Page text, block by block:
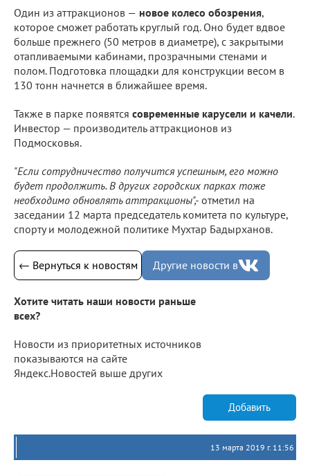
Один из аттракционов — новое колесо обозрения,
которое сможет работать круглый год. Оно будет вдвое
больше прежнего (50 метров в диаметре), с закрытыми
отапливаемыми кабинами, прозрачными стенами и
полом. Подготовка площадки для конструкции весом в
130 тонн начнется в ближайшее время.
Также в парке появятся современные карусели и качели.
Инвестор — производитель аттракционов из
Подмосковья.
"Если сотрудничество получится успешным, его можно
будет продолжить. В других городских парках тоже
необходимо обновлять аттракционы",- отметил на
заседании 12 марта председатель комитета по культуре,
спорту и молодежной политике Мухтар Бадырханов.
← Вернуться к новостям Другие новости в
Хотите читать наши новости раньше
всех?
Новости из приоритетных источников
показываются на сайте
Яндекс.Новостей выше других
Добавить
13 марта 2019 г. 11:56